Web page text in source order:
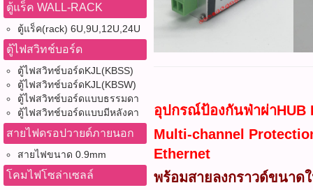
ตู้แร็ค WALL-RACK
ตู้แร็ค(rack) 6U,9U,12U,24U
ตู้ไฟสวิทช์บอร์ด
ตู้ไฟสวิทช์บอร์ดKJL(KBSS)
ตู้ไฟสวิทช์บอร์ดKJL(KBSW)
ตู้ไฟสวิทช์บอร์ดแบบธรรมดา
ตู้ไฟสวิทช์บอร์ดแบบมีหลังคา
สายไฟดรอปวายด์ภายนอก
สายไฟขนาด 0.9mm
โคมไฟโซล่าเซลล์
อุปกรณ์ป้องกันฟ่าผ่าHUB
Multi-channel
Ethernet
พร้อมสายลงกราวด์ขนาด